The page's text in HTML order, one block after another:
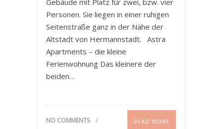
Personen. Sie liegen in einer ruhigen
Seitenstraße ganz in der Nähe der
Altstadt von Hermannstadt. Astra
Apartments – die kleine
Ferienwohnung Das kleinere der
beiden…
NO COMMENTS READ MORE